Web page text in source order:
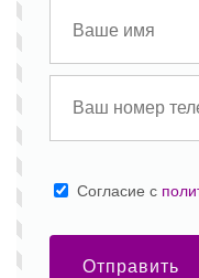
Cогласие с
Отправить